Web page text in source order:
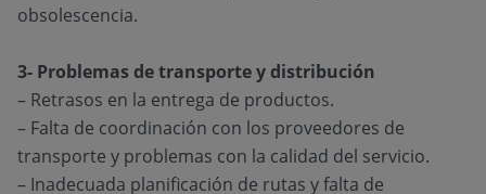
obsolescencia.
3- Problemas de transporte y distribución
– Retrasos en la entrega de productos.
– Falta de coordinación con los proveedores de
transporte y problemas con la calidad del servicio.
– Inadecuada planificación de rutas y falta de